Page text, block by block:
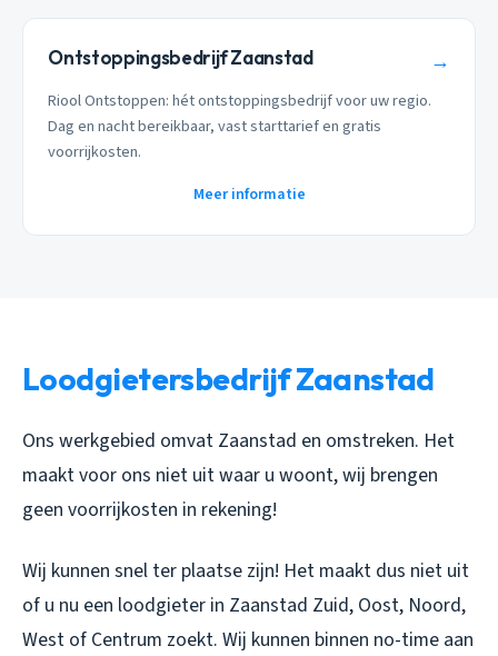
Ontstoppingsbedrijf Zaanstad →
Riool Ontstoppen: hét ontstoppingsbedrijf voor uw regio.
Dag en nacht bereikbaar, vast starttarief en gratis
voorrijkosten.
Meer informatie
Loodgietersbedrijf Zaanstad
Ons werkgebied omvat Zaanstad en omstreken. Het
maakt voor ons niet uit waar u woont, wij brengen
geen voorrijkosten in rekening!
Wij kunnen snel ter plaatse zijn! Het maakt dus niet uit
of u nu een loodgieter in Zaanstad Zuid, Oost, Noord,
West of Centrum zoekt. Wij kunnen binnen no-time aan